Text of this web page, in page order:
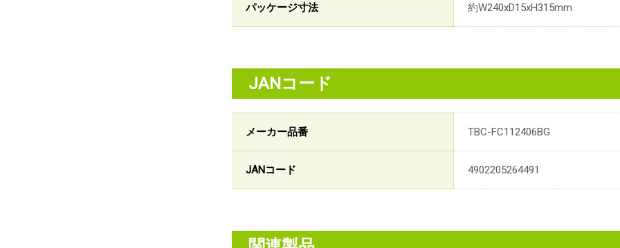
パッケージ寸法 約W240xD15xH315mm
JANコード
メーカー品番 TBC-FC112406BG
JANコード 4902205264491